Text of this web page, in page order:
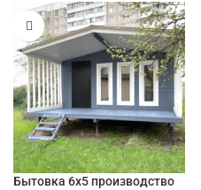
Бытовка 6х5 производство